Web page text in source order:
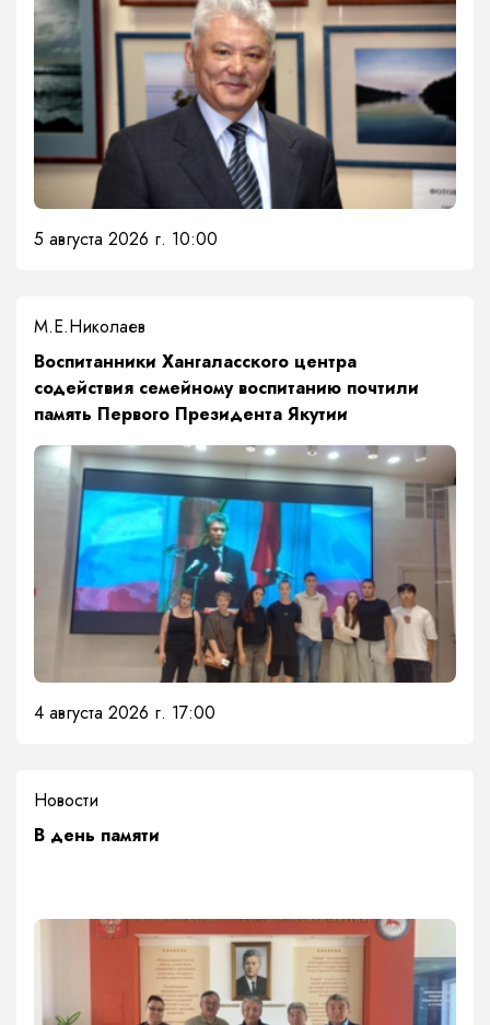
5 августа 2026 г. 10:00
М.Е.Николаев
​Воспитанники Хангаласского центра
содействия семейному воспитанию почтили
память Первого Президента Якутии
4 августа 2026 г. 17:00
Новости
​В день памяти